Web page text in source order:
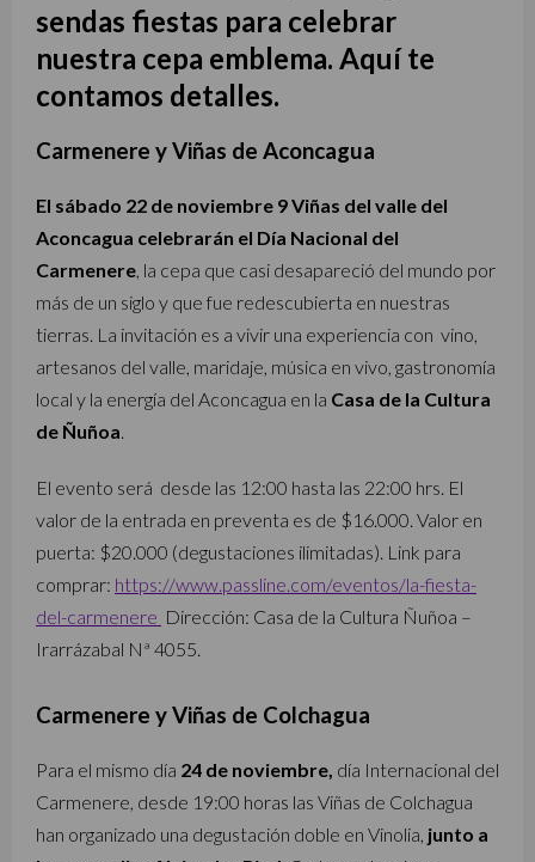
sendas fiestas para celebrar
nuestra cepa emblema. Aquí te
contamos detalles.
Carmenere y Viñas de Aconcagua
El sábado 22 de noviembre 9 Viñas del valle del
Aconcagua celebrarán el Día Nacional del
Carmenere, la cepa que casi desapareció del mundo por
más de un siglo y que fue redescubierta en nuestras
tierras. La invitación es a vivir una experiencia con vino,
artesanos del valle, maridaje, música en vivo, gastronomía
local y la energía del Aconcagua en la Casa de la Cultura
de Ñuñoa.
El evento será desde las 12:00 hasta las 22:00 hrs. El
valor de la entrada en preventa es de $16.000. Valor en
puerta: $20.000 (degustaciones ilimitadas). Link para
comprar: https://www.passline.com/eventos/la-fiesta-
del-carmenere Dirección: Casa de la Cultura Ñuñoa –
Irarrázabal Nª 4055.
Carmenere y Viñas de Colchagua
Para el mismo día 24 de noviembre, día Internacional del
Carmenere, desde 19:00 horas las Viñas de Colchagua
han organizado una degustación doble en Vinolia, junto a